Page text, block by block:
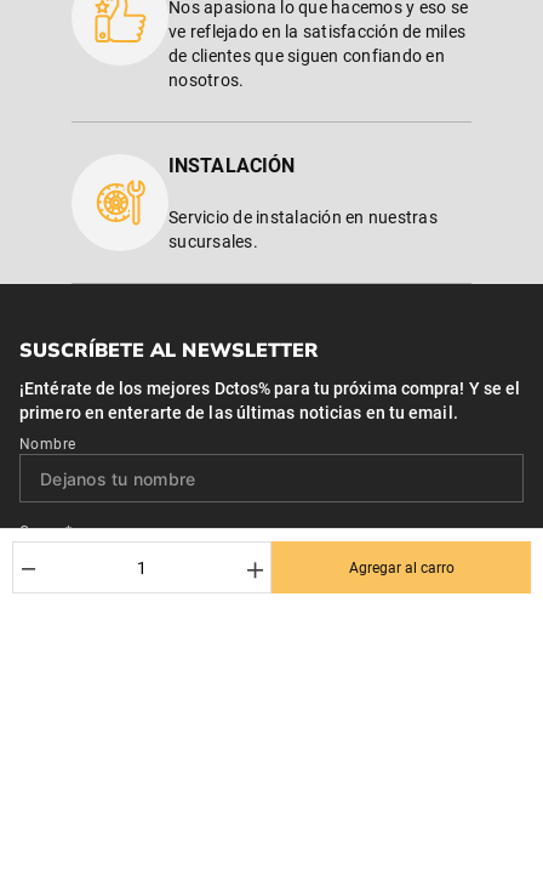
＋
－ Agregar al carro
Nos apasiona lo que hacemos y eso se
ve reflejado en la satisfacción de miles
de clientes que siguen confiando en
nosotros.
INSTALACIÓN
Servicio de instalación en nuestras
sucursales.
SUSCRÍBETE AL NEWSLETTER
¡Entérate de los mejores Dctos% para tu próxima compra! Y se el
primero en enterarte de las últimas noticias en tu email.
Nombre
Correo*